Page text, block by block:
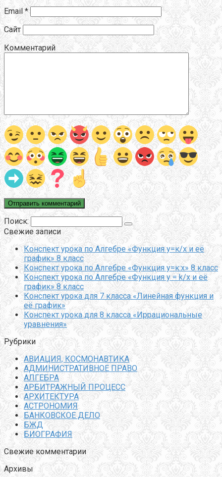
Email *
Сайт
Комментарий
Поиск:
Свежие записи
Конспект урока по Алгебре «Функция у=к/х и её
график» 8 класс
Конспект урока по Алгебре «Функция у=к:х» 8 класс
Конспект урока по Алгебре «Функция y = k/x и её
график» 8 класс
Конспект урока для 7 класса «Линейная функция и
её график»
Конспект урока для 8 класса «Иррациональные
уравнения»
Рубрики
АВИАЦИЯ, КОСМОНАВТИКА
АДМИНИСТРАТИВНОЕ ПРАВО
АЛГЕБРА
АРБИТРАЖНЫЙ ПРОЦЕСС
АРХИТЕКТУРА
АСТРОНОМИЯ
БАНКОВСКОЕ ДЕЛО
БЖД
БИОГРАФИЯ
Свежие комментарии
Архивы